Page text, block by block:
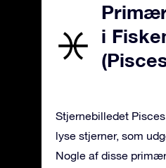
i
Stjernebilledet
lyse stjerner, som
Nogle af disse